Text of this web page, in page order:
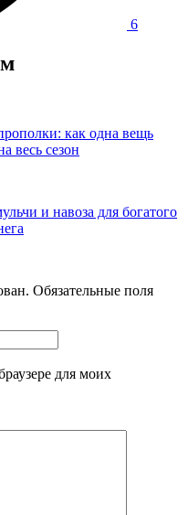
6
как одна вещь
весь сезон
и навоза для богатого
Обязательные поля
для моих